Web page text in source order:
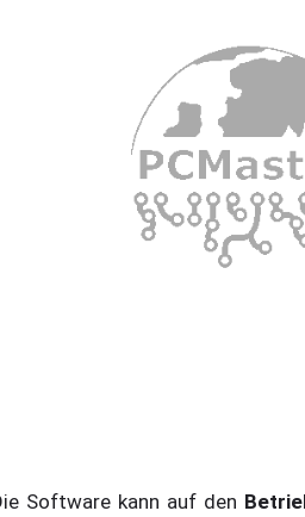
Software kann auf den